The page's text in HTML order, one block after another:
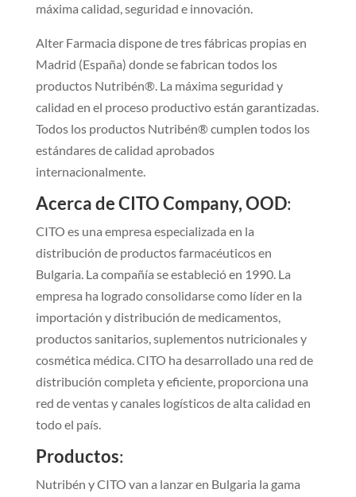
máxima calidad, seguridad e innovación.
Alter Farmacia dispone de tres fábricas propias en
Madrid (España) donde se fabrican todos los
productos Nutribén®. La máxima seguridad y
calidad en el proceso productivo están garantizadas.
Todos los productos Nutribén® cumplen todos los
estándares de calidad aprobados
internacionalmente.
Acerca de CITO Company, OOD:
CITO es una empresa especializada en la
distribución de productos farmacéuticos en
Bulgaria. La compañía se estableció en 1990. La
empresa ha logrado consolidarse como líder en la
importación y distribución de medicamentos,
productos sanitarios, suplementos nutricionales y
cosmética médica. CITO ha desarrollado una red de
distribución completa y eficiente, proporciona una
red de ventas y canales logísticos de alta calidad en
todo el país.
Productos:
Nutribén y CITO van a lanzar en Bulgaria la gama